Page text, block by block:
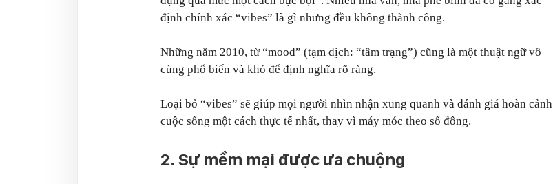
định chính xác “vibes” là gì nhưng đều không thành công.
Những năm 2010, từ “mood” (tạm dịch: “tâm trạng”) cũng là một thuật ngữ vô
cùng phổ biến và khó để định nghĩa rõ ràng.
Loại bỏ “vibes” sẽ giúp mọi người nhìn nhận xung quanh và đánh giá hoàn cảnh
cuộc sống một cách thực tế nhất, thay vì máy móc theo số đông.
2. Sự mềm mại được ưa chuộng